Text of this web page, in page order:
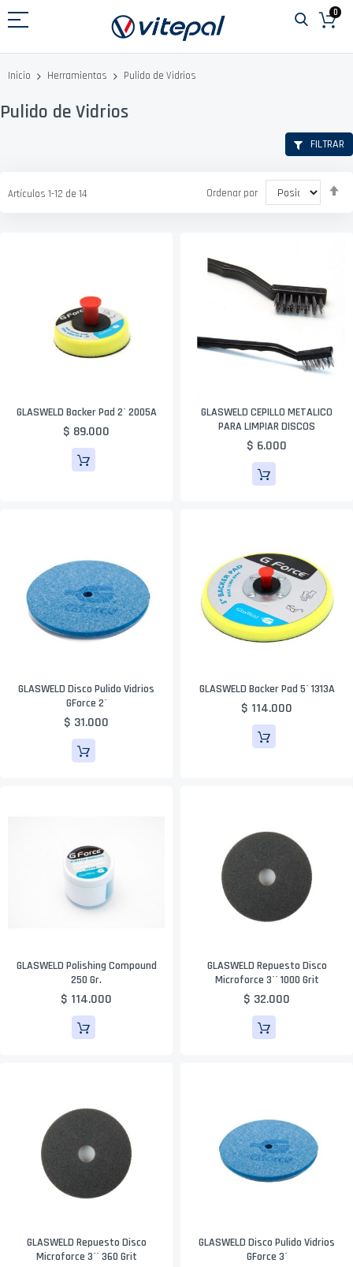
al
0
Inicio Herramientas Pulido de Vidrios
Pulido de Vidrios
Artículos 1-12 de 14 Ordenar por
GLASWELD Backer Pad 2` 2005A
$ 89.000
GLASWELD CEPILLO METALICO
PARA LIMPIAR DISCOS
$ 6.000
GLASWELD Disco Pulido Vidrios
GForce 2`
$ 31.000
GLASWELD Backer Pad 5` 1313A
$ 114.000
GLASWELD Polishing Compound
250 Gr.
$ 114.000
GLASWELD Repuesto Disco
Microforce 3`` 1000 Grit
$ 32.000
GLASWELD Repuesto Disco
Microforce 3`` 360 Grit
GLASWELD Disco Pulido Vidrios
GForce 3`
FILTRAR